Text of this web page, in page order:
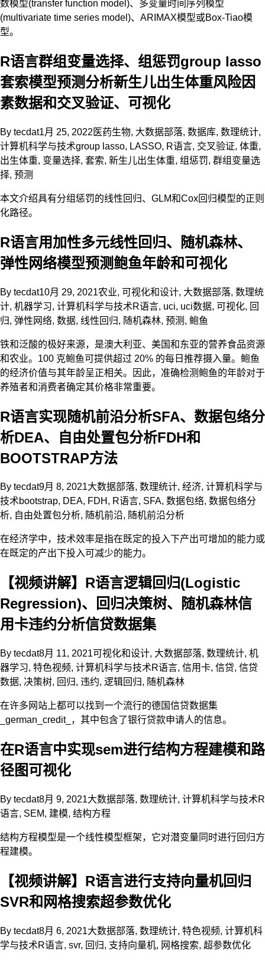
数模型(transfer function model)、多变量时间序列模型
(multivariate time series model)、ARIMAX模型或Box-Tiao模
型。
R语言群组变量选择、组惩罚group lasso
套索模型预测分析新生儿出生体重风险因
素数据和交叉验证、可视化
By tecdat1月 25, 2022 医药生物, 大数据部落, 数据库, 数理统计,
计算机科学与技术group lasso, LASSO, R语言, 交叉验证, 体重,
出生体重, 变量选择, 套索, 新生儿出生体重, 组惩罚, 群组变量选
择, 预测
本文介绍具有分组惩罚的线性回归、GLM和Cox回归模型的正则
化路径。
R语言用加性多元线性回归、随机森林、
弹性网络模型预测鲍鱼年龄和可视化
By tecdat10月 29, 2021农业, 可视化和设计, 大数据部落, 数理统
计, 机器学习, 计算机科学与技术R语言, uci, uci数据, 可视化, 回
归, 弹性网络, 数据, 线性回归, 随机森林, 预测 , 鲍鱼
铁和泛酸的极好来源，是澳大利亚、美国和东亚的营养食品资源
和农业。100 克鲍鱼可提供超过 20% 的每日推荐摄入量。鲍鱼
的经济价值与其年龄呈正相关。因此，准确检测鲍鱼的年龄对于
养殖者和消费者确定其价格非常重要。
R语言实现随机前沿分析SFA、数据包络分
析DEA、自由处置包分析FDH和
BOOTSTRAP方法
By tecdat9月 8, 2021大数据部落, 数理统计, 经济, 计算机科学与
技术bootstrap, DEA, FDH , R语言, SFA, 数据包络, 数据包络分
析, 自由处置包分析, 随机前沿, 随机前沿分析
在经济学中，技术效率是指在既定的投入下产出可增加的能力或
在既定的产出下投入可减少的能力。
【视频讲解】R语言逻辑回归(Logistic
Regression)、回归决策树、随机森林信
用卡违约分析信贷数据集
By tecdat8月 11, 2021可视化和设计, 大数据部落, 数理统计, 机
器学习, 特色视频, 计算机科学与技术R语言, 信用卡, 信贷, 信贷
数据, 决策树, 回归, 违约, 逻辑回归, 随机森林
在许多网站上都可以找到一个流行的德国信贷数据集
_german_credit_，其中包含了银行贷款申请人的信息。
在R语言中实现sem进行结构方程建模和路
径图可视化
By tecdat8月 9, 2021大数据部落, 数理统计, 计算机科学与技术R
语言, SEM, 建模, 结构方程
结构方程模型是一个线性模型框架，它对潜变量同时进行回归方
程建模。
【视频讲解】R语言进行支持向量机回归
SVR和网格搜索超参数优化
By tecdat8月 6, 2021大数据部落, 数理统计, 特色视频, 计算机科
学与技术R语言, svr, 回归, 支持向量机, 网格搜索, 超参数优化